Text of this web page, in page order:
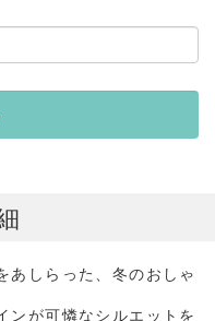
あしらった、冬のおしゃ
ンが可憐なシルエットを